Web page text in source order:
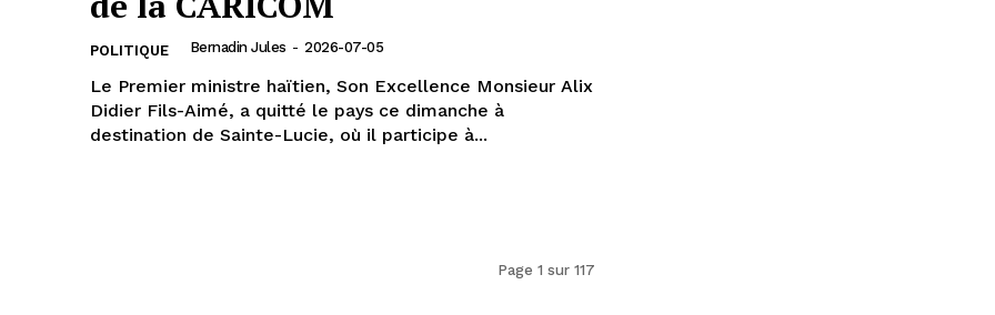
POLITIQUE Bernadin Jules - 2026-07-05
Le Premier ministre haïtien, Son Excellence Monsieur Alix
Didier Fils-Aimé, a quitté le pays ce dimanche à
destination de Sainte-Lucie, où il participe à...
Page 1 sur 117